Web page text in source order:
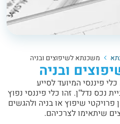
משכנתא לשיפוצים ובניה
ובניה
פיננסי המיועד לסייע
נכס נדל"ן. זהו כלי פיננסי נפוץ
שיפוץ או בניה ולהגשים
שיתאימו לצרכיהם.